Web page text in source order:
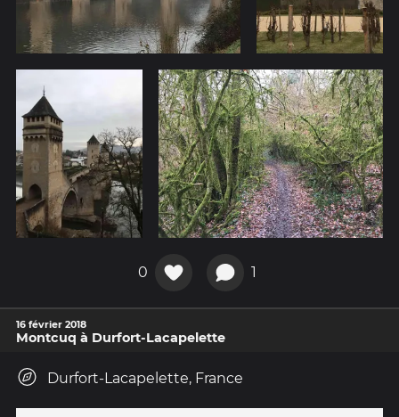
0 1
16 février 2018
Montcuq à Durfort-Lacapelette
Durfort-Lacapelette, France